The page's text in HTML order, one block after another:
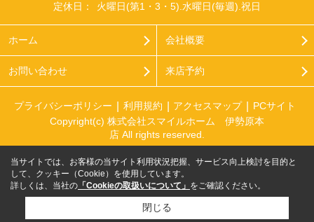
定休日：
火曜日(第1・3・5).水曜日(毎週).祝日
ホーム 会社概要
お問い合わせ 来店予約
プライバシーポリシー 利用規約 アクセスマップ
PCサイト
Copyright(c) 株式会社スマイルホーム 伊勢原本
店 All rights reserved.
当サイトでは、お客様の当サイト利用状況把握、サービス向上検討を目的と
して、クッキー（Cookie）を使用しています。
詳しくは、当社の 「Cookieの取扱いについて」 をご確認ください。
閉じる